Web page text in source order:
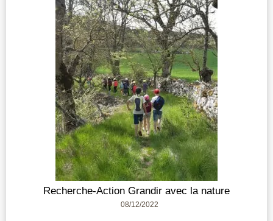
Recherche-Action Grandir avec la nature
08/12/2022